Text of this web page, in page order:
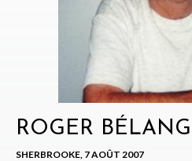
ROGER
SHERBROOKE, 7 AOÛT 2007